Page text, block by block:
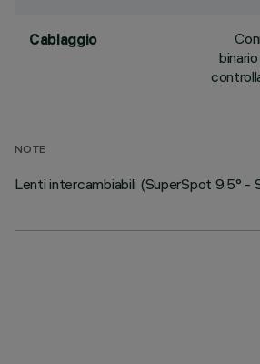
Cablaggio
NOTE
Lenti intercambiabili (SuperSpot 9.5° -